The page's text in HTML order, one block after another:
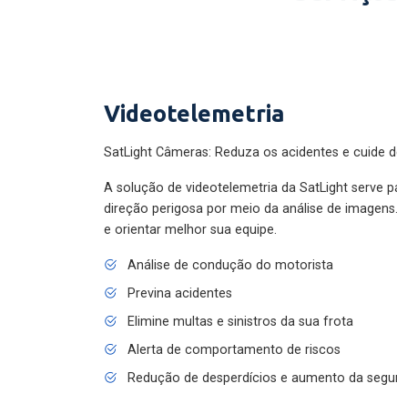
Videotelemetria
SatLight Câmeras: Reduza os acidentes e cuide
A solução de videotelemetria da SatLight serve
direção perigosa por meio da análise de
e orientar melhor sua equipe.
Análise de condução do motorista
Previna acidentes
Elimine multas e sinistros da sua frota
Alerta de comportamento de riscos
Redução de desperdícios e aumento da